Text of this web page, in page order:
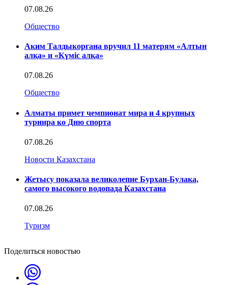
07.08.26
Общество
Аким Талдыкоргана вручил 11 матерям «Алтын
алқа» и «Күміс алқа»
07.08.26
Общество
Алматы примет чемпионат мира и 4 крупных
турнира ко Дню спорта
07.08.26
Новости Казахстана
Жетысу показала великолепие Бурхан-Булака,
самого высокого водопада Казахстана
07.08.26
Туризм
Поделиться новостью